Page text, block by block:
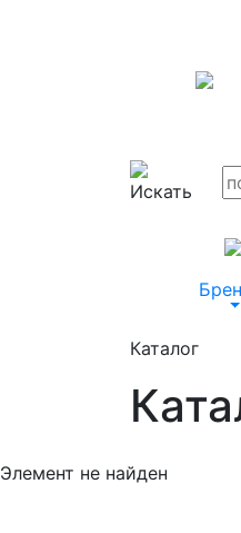
Каталог
Элемент не найден